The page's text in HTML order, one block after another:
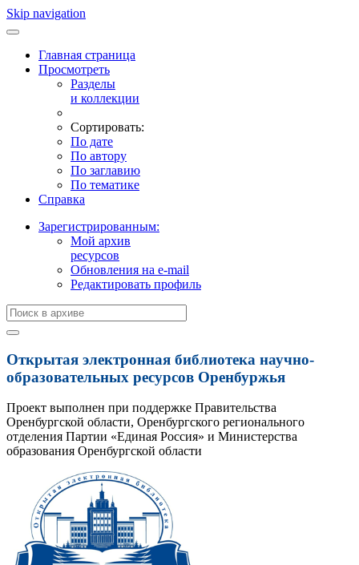
Skip navigation
Главная страница
Просмотреть
Разделы
и коллекции
Сортировать:
По дате
По автору
По заглавию
По тематике
Справка
Зарегистрированным:
Мой архив
ресурсов
Обновления на e-mail
Редактировать профиль
Открытая электронная библиотека научно-
образовательных ресурсов Оренбуржья
Проект выполнен при поддержке Правительства
Оренбургской области, Оренбургского регионального
отделения Партии «Единая Россия» и Министерства
образования Оренбургской области